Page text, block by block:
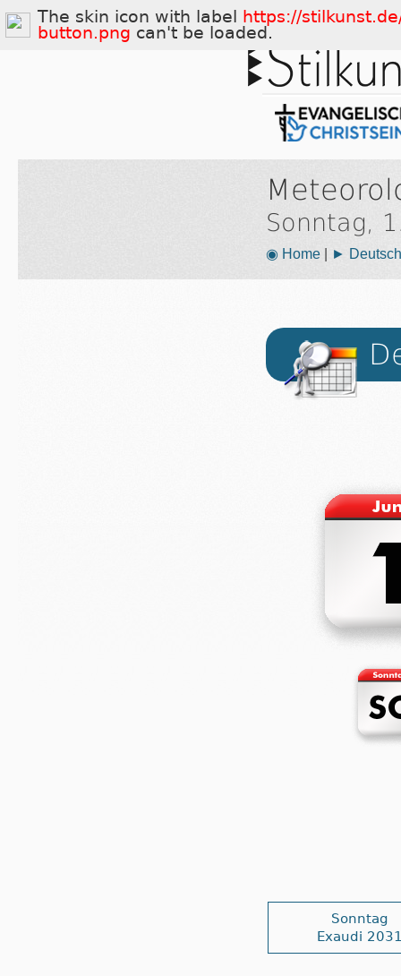
Sonntag,
◉ Home| ►
Sonntag
Exaudi
The skin icon with label
https://
button.png can't be loaded.